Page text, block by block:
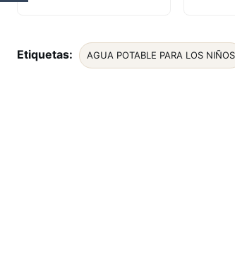
Etiquetas: AGUA POTABLE PARA LOS NIÑOS